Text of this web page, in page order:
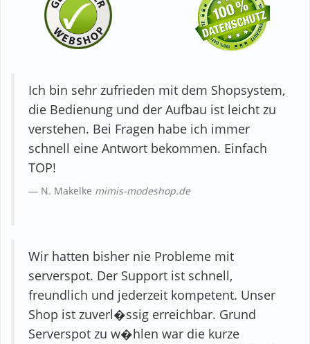
Ich bin sehr zufrieden mit dem Shopsystem,
die Bedienung und der Aufbau ist leicht zu
verstehen. Bei Fragen habe ich immer
schnell eine Antwort bekommen. Einfach
TOP!
N. Makelke mimis-modeshop.de
Wir hatten bisher nie Probleme mit
serverspot. Der Support ist schnell,
freundlich und jederzeit kompetent. Unser
Shop ist zuverl�ssig erreichbar. Grund
Serverspot zu w�hlen war die kurze